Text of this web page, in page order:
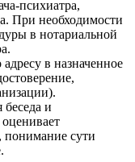
психиатра,
При необходимости
в нотариальной
в назначенное
беседа и
понимание сути